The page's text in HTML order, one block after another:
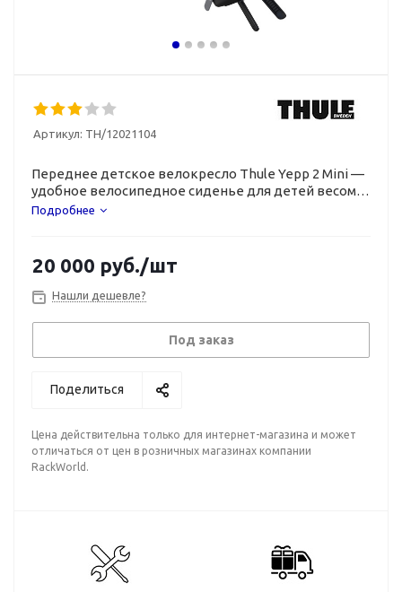
Артикул: TH/12021104
Переднее детское велокресло Thule Yepp 2 Mini —
удобное велосипедное сиденье для детей весом
до 15 кг.
Подробнее
20 000 руб./шт
Нашли дешевле?
Под заказ
Поделиться
Цена действительна только для интернет-магазина и может
отличаться от цен в розничных магазинах компании
RackWorld.